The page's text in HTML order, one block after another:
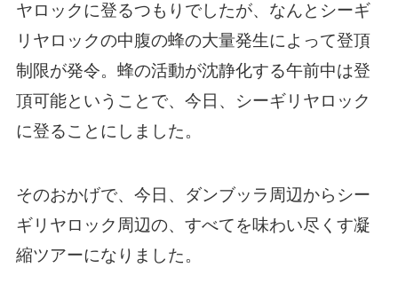
ヤロックに登るつもりでしたが、なんとシーギ
リヤロックの中腹の蜂の大量発生によって登頂
制限が発令。蜂の活動が沈静化する午前中は登
頂可能ということで、今日、シーギリヤロック
に登ることにしました。
そのおかげで、今日、ダンブッラ周辺からシー
ギリヤロック周辺の、すべてを味わい尽くす凝
縮ツアーになりました。